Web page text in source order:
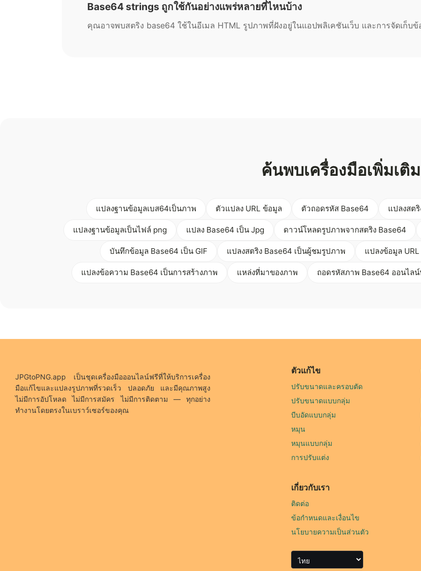
Base64 strings ถูกใช้กันอย่างแพร่หลายที่ไหนบ้าง
คุณอาจพบสตริง base64 ใช้ในอีเมล HTML รูปภาพที่ฝังอยู่ในแอปพลิเคชันเว็บ และการจัดเก็บ
ค้นพบเครื่องมือเพิ่มเติม
แปลงฐานข้อมูลเบส64เป็นภาพ ตัวแปลง URL ข้อมูล ตัวถอดรหัส Base64 แปลงสต
แปลงฐานข้อมูลเป็นไฟล์ png แปลง Base64 เป็น Jpg ดาวน์โหลดรูปภาพจากสตริง Base64
บันทึกข้อมูล Base64 เป็น GIF แปลงสตริง Base64 เป็นผู้ชมรูปภาพ แปลงข้อมูล
แปลงข้อความ Base64 เป็นการสร้างภาพ แหล่งที่มาของภาพ ถอดรหัสภาพ Base64 ออนไล
JPGtoPNG.app เป็นชุดเครื่องมือออนไลน์ฟรีที่ให้บริการเครื่อง
มือแก้ไขและแปลงรูปภาพที่รวดเร็ว ปลอดภัย และมีคุณภาพสูง
ไม่มีการอัปโหลด ไม่มีการสมัคร ไม่มีการติดตาม — ทุกอย่าง
ทำงานโดยตรงในเบราว์เซอร์ของคุณ
ตัวแก้ไข
ปรับขนาดและครอบตัด
ปรับขนาดแบบกลุ่ม
บีบอัดแบบกลุ่ม
หมุน
หมุนแบบกลุ่ม
การปรับแต่ง
เกี่ยวกับเรา
ติดต่อ
ข้อกำหนดและเงื่อนไข
นโยบายความเป็นส่วนตัว